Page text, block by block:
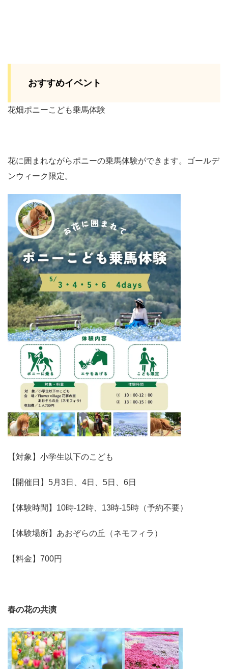
おすすめイベント
花畑ポニーこども乗馬体験
花に囲まれながらポニーの乗馬体験ができます。ゴールデ
ンウィーク限定。
【対象】小学生以下のこども
【開催日】5月3日、4日、5日、6日
【体験時間】10時-12時、13時-15時（予約不要）
【体験場所】あおぞらの丘（ネモフィラ）
【料金】700円
春の花の共演